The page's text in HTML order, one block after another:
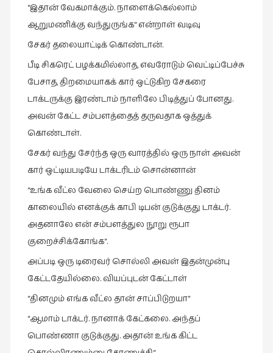
“இதான் வேகமாக்கும். நாளைக்கெல்லாம்
ஆறுமணிக்கு வந்துருங்க“ என்றாள் வடிவு
சேகர் தலையாட்டிக் கொண்டான்.
பீடி சிகரெட் பழக்கமில்லாத, எவரோடும் வெட்டிப்பேச்சு
பேசாத, திறமையாகக் கார் ஒட்டுகிற சேகரை
டாக்டருக்கு இரண்டாம் நாளிலே பிடித்துப் போனது.
அவன் கேட்ட சம்பளத்தைத் தருவதாக ஒத்துக்
கொண்டாள்.
சேகர் வந்து சேர்ந்த ஒரு வாரத்தில் ஒரு நாள் அவன்
கார் ஒட்டியபடியே டாக்டரிடம் சொன்னான்
“உங்க வீட்ல வேலை செய்ற பொண்ணு தினம்
காலையில் எனக்குக் காபி டிபன் குடுக்குது டாக்டர்.
அதனாலே என் சம்பளத்துல நூறு ரூபா
குறைச்சிக்கோங்க“.
அப்படி ஒரு டிரைவர் சொல்லி அவள் இதன்முன்பு
கேட்டதேயில்லை. வியப்புடன் கேட்டாள்
“தினமும் எங்க வீட்ல தான் சாப்பிடுறயா“
“ஆமாம் டாக்டர். நானாக் கேட்கலை. அந்தப்
பொண்ணா குடுக்குது. அதான் உங்க கிட்ட